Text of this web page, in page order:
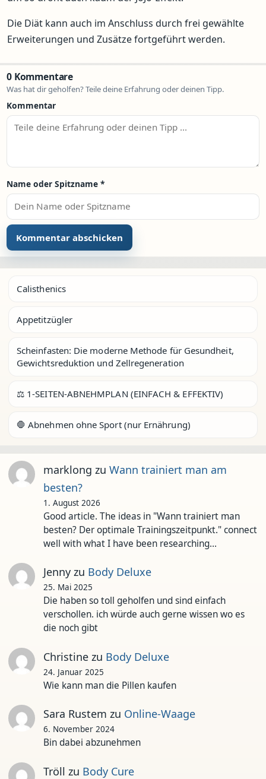
Die Diät kann auch im Anschluss durch frei gewählte
Erweiterungen und Zusätze fortgeführt werden.
0 Kommentare
Was hat dir geholfen? Teile deine Erfahrung oder deinen Tipp.
Kommentar
Name oder Spitzname *
Calisthenics
Appetitzügler
Scheinfasten: Die moderne Methode für Gesundheit,
Gewichtsreduktion und Zellregeneration
⚖️ 1-SEITEN-ABNEHMPLAN (EINFACH & EFFEKTIV)
🛑 Abnehmen ohne Sport (nur Ernährung)
marklong zu Wann trainiert man am
besten?
1. August 2026
Good article. The ideas in "Wann trainiert man
besten? Der optimale Trainingszeitpunkt." connect
well with what I have been researching…
Jennyzu Body Deluxe
25. Mai 2025
Die haben so toll geholfen und sind einfach
verschollen. ich würde auch gerne wissen wo es
die noch gibt
Christinezu Body Deluxe
24. Januar 2025
Wie kann man die Pillen kaufen
Sara Rustem zu Online-Waage
6. November 2024
Bin dabei abzunehmen
Tröll zu Body Cure